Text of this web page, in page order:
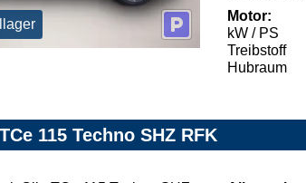
Motor:
kW / PS
Treibstoff
Hubraum
115 Techno SHZ RFK